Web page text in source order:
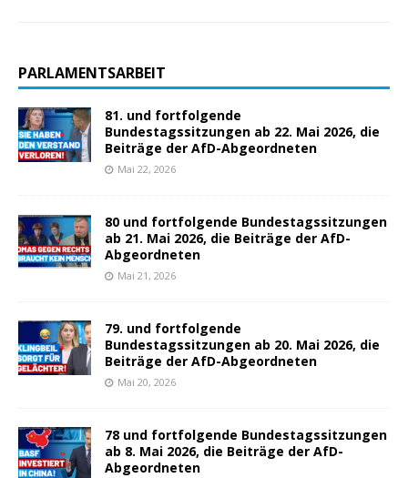
PARLAMENTSARBEIT
81. und fortfolgende
Bundestagssitzungen ab 22. Mai 2026, die
Beiträge der AfD-Abgeordneten
Mai 22, 2026
80 und fortfolgende Bundestagssitzungen
ab 21. Mai 2026, die Beiträge der AfD-
Abgeordneten
Mai 21, 2026
79. und fortfolgende
Bundestagssitzungen ab 20. Mai 2026, die
Beiträge der AfD-Abgeordneten
Mai 20, 2026
78 und fortfolgende Bundestagssitzungen
ab 8. Mai 2026, die Beiträge der AfD-
Abgeordneten